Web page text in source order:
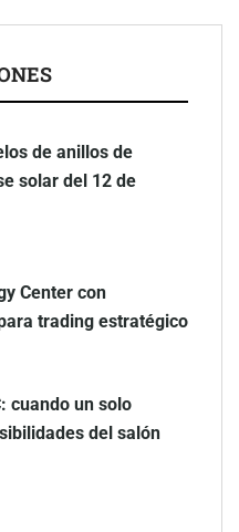
de anillos de
solar del 12 de
Center con
trading estratégico
cuando un solo
del salón